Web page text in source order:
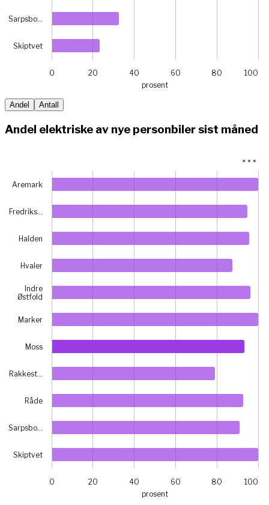
prosent
Sarpsbo…
Skiptvet
0 20 40 60 80 100
End of interactive chart.
Andel Antall
Andel elektriske av nye personbiler sist måned
Bar chart with 11 bars.
The chart has 1 X axis displaying categories.
prosent
Aremark
Fredriks…
Halden
Hvaler
Indre
Østfold
Marker
Moss
Rakkest…
Råde
Sarpsbo…
Skiptvet
0 20 40 60 80 100